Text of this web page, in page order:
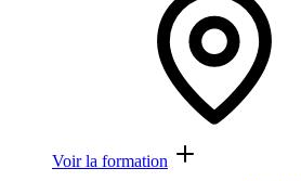
Voir la formation